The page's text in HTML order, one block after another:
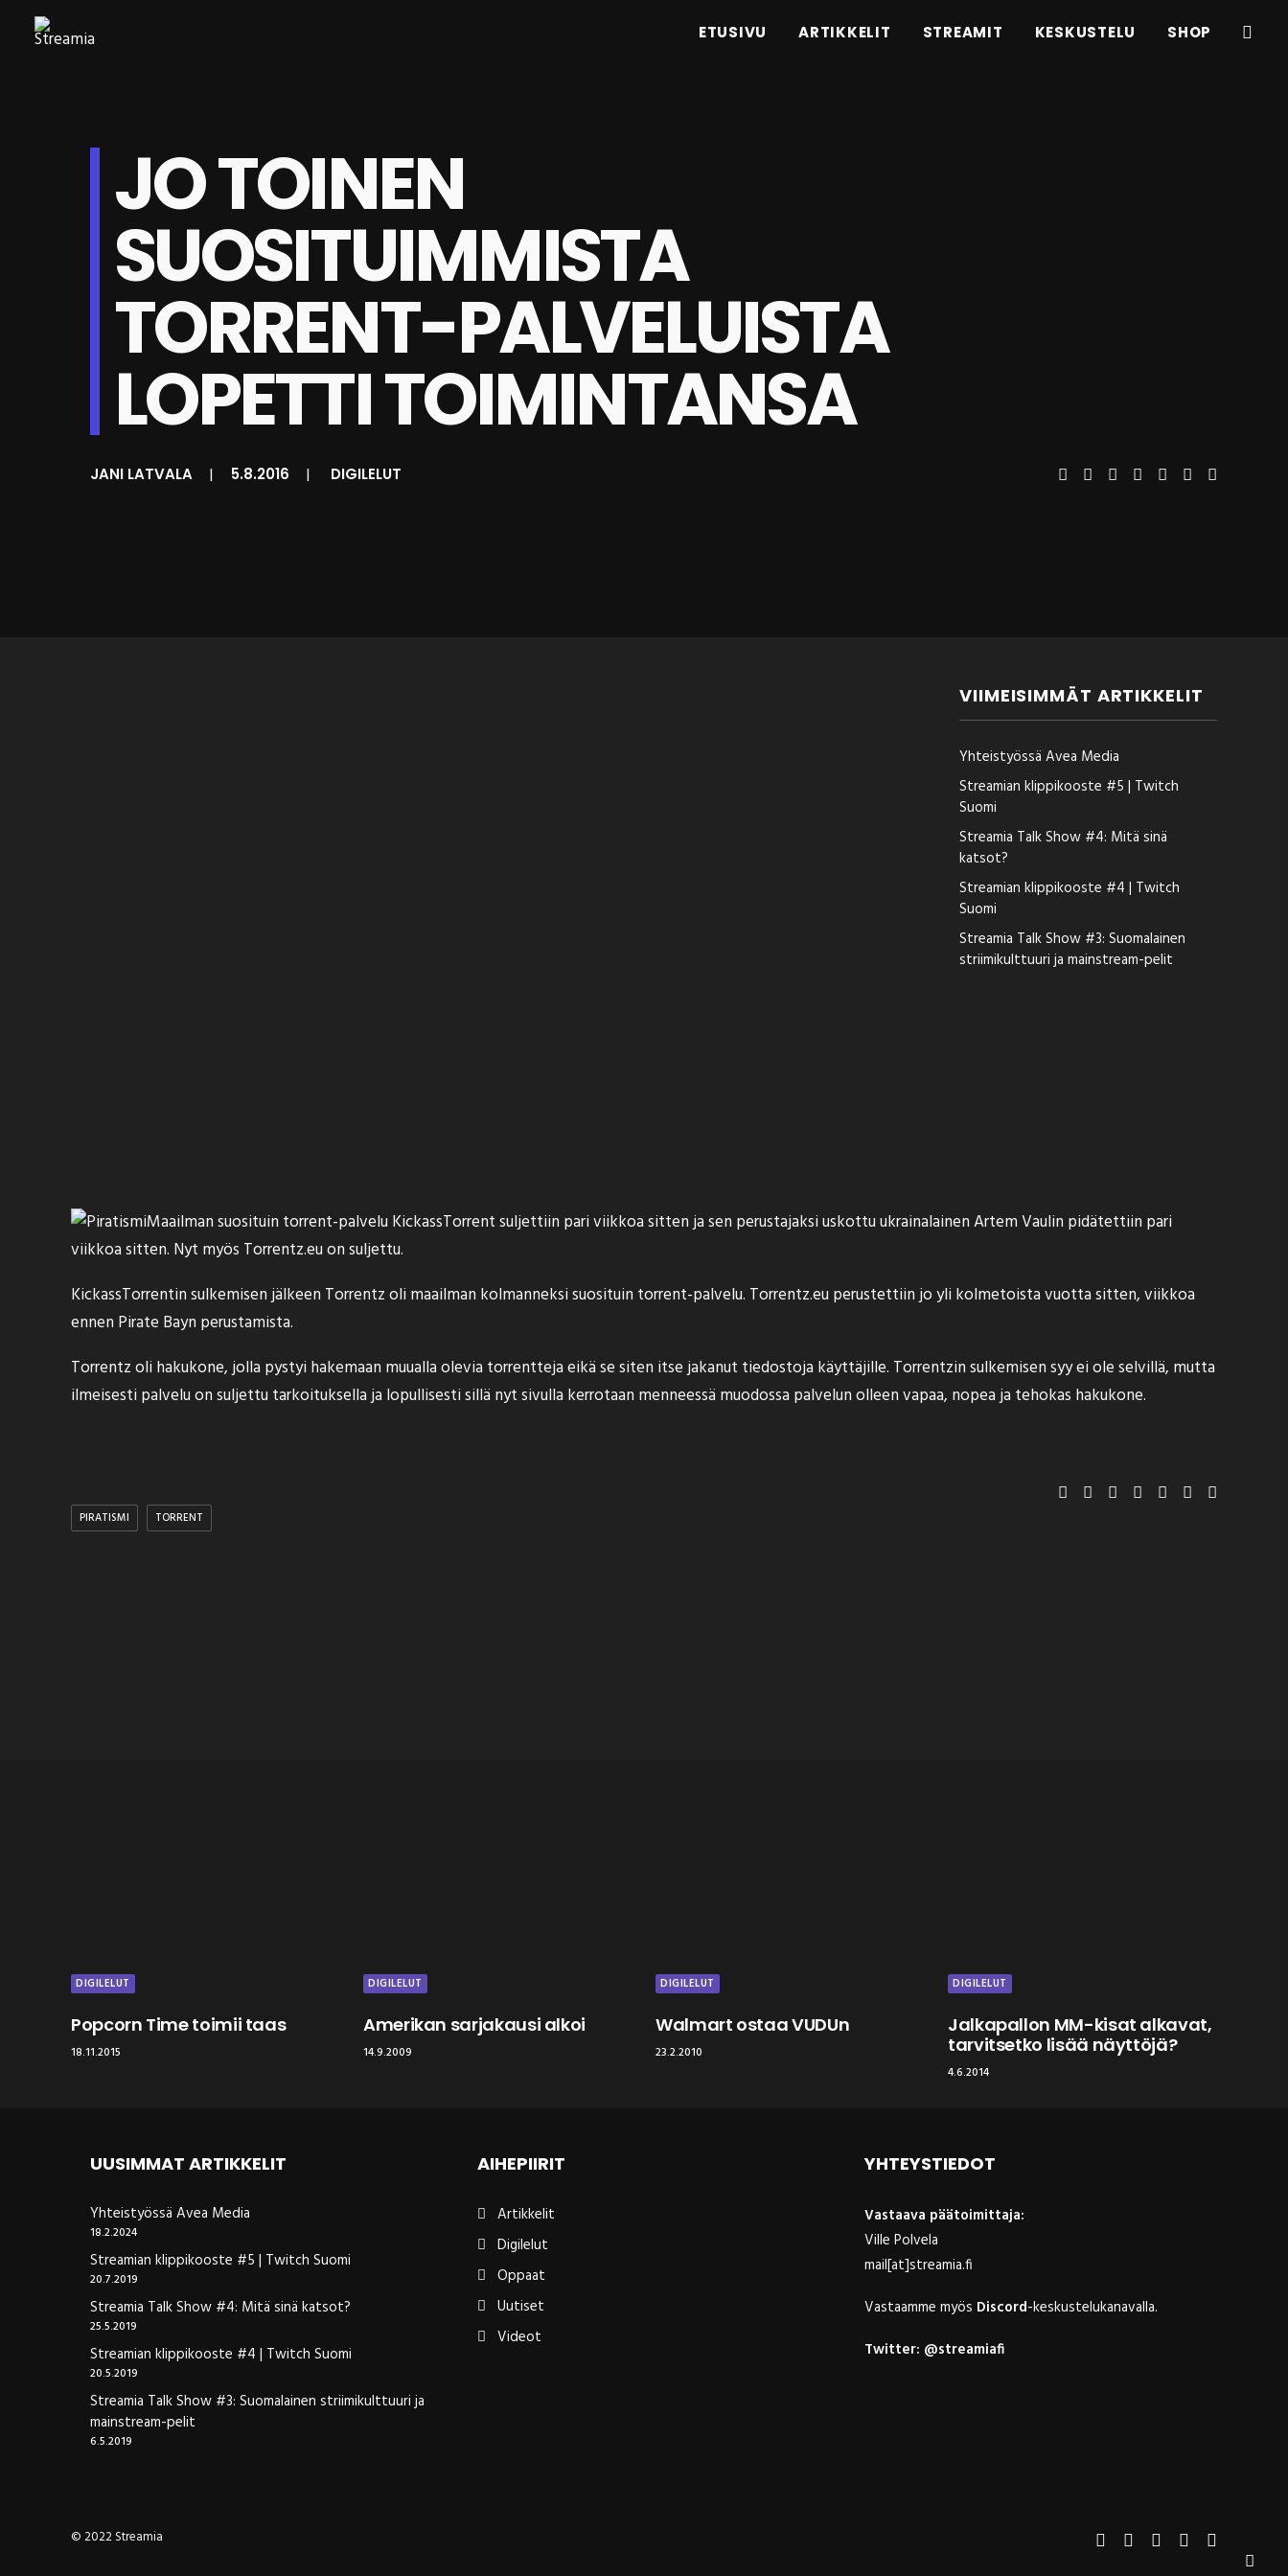
ETUSIVU ARTIKKELIT STREAMIT KESKUSTELU SHOP
JO TOINEN
SUOSITUIMMISTA
TORRENT-PALVELUISTA
LOPETTI TOIMINTANSA
JANI LATVALA | 5.8.2016 | DIGILELUT
VIIMEISIMMÄT ARTIKKELIT
Yhteistyössä Avea Media
Streamian klippikooste #5 | Twitch
Suomi
Streamia Talk Show #4: Mitä sinä
katsot?
Streamian klippikooste #4 | Twitch
Suomi
Streamia Talk Show #3: Suomalainen
striimikulttuuri ja mainstream-pelit
Maailman suosituin torrent-palvelu KickassTorrent suljettiin pari viikkoa sitten ja sen perustajaksi uskottu ukrainalainen Artem Vaulin pidätettiin pari
viikkoa sitten. Nyt myös Torrentz.eu onsuljettu.
KickassTorrentin sulkemisen jälkeen Torrentz oli maailman kolmanneksi suosituin torrent-palvelu. Torrentz.eu perustettiin jo yli kolmetoista vuotta sitten, viikkoa
ennen Pirate Bayn perustamista.
Torrentz oli hakukone, jolla pystyi hakemaan muualla olevia torrentteja eikä se siten itse jakanut tiedostoja käyttäjille. Torrentzin sulkemisen syy ei ole selvillä, mutta
ilmeisesti palvelu on suljettu tarkoituksella ja lopullisesti sillä nyt sivulla kerrotaan menneessä muodossa palvelun olleen vapaa, nopea ja tehokas hakukone.
PIRATISMI TORRENT
DIGILELUT
Popcorn Time toimii taas
18.11.2015
DIGILELUT
Amerikan sarjakausi alkoi
14.9.2009
DIGILELUT
Walmart ostaa VUDUn
23.2.2010
DIGILELUT
Jalkapallon MM-kisat alkavat,
tarvitsetko lisää näyttöjä?
4.6.2014
UUSIMMAT ARTIKKELIT
Yhteistyössä Avea Media
18.2.2024
Streamian klippikooste #5 | Twitch Suomi
20.7.2019
Streamia Talk Show #4: Mitä sinä katsot?
25.5.2019
Streamian klippikooste #4 | Twitch Suomi
20.5.2019
Streamia Talk Show #3: Suomalainen striimikulttuuri ja
mainstream-pelit
6.5.2019
AIHEPIIRIT
Artikkelit
Digilelut
Oppaat
Uutiset
Videot
YHTEYSTIEDOT
Vastaava päätoimittaja:
Ville Polvela
mail[at]streamia.fi
Vastaamme myös Discord-keskustelukanavalla.
Twitter: @streamiafi
© 2022 Streamia